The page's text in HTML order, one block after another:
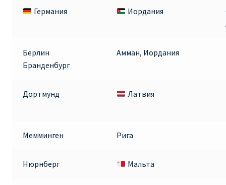
Германия Иордания
Берлин
Бранденбург
Амман, Иордания
Дортмунд Латвия
Мемминген Рига
Нюрнберг Мальта